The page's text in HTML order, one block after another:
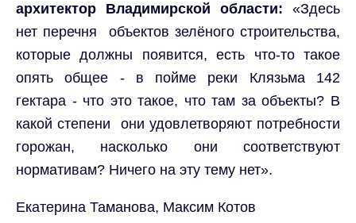
архитектор Владимирской области: «Здесь
нет перечня объектов зелёного строительства,
которые должны появится, есть что-то такое
опять общее - в пойме реки Клязьма 142
гектара - что это такое, что там за объекты? В
какой степени они удовлетворяют потребности
горожан, насколько они соответствуют
нормативам? Ничего на эту тему нет».
Екатерина Таманова, Максим Котов